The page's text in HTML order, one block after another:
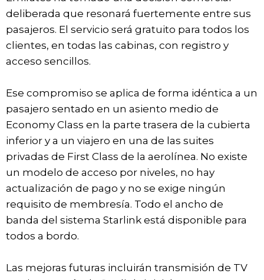
deliberada que resonará fuertemente entre sus
pasajeros. El servicio será gratuito para todos los
clientes, en todas las cabinas, con registro y
acceso sencillos.
Ese compromiso se aplica de forma idéntica a un
pasajero sentado en un asiento medio de
Economy Class en la parte trasera de la cubierta
inferior y a un viajero en una de las suites
privadas de First Class de la aerolínea. No existe
un modelo de acceso por niveles, no hay
actualización de pago y no se exige ningún
requisito de membresía. Todo el ancho de
banda del sistema Starlink está disponible para
todos a bordo.
Las mejoras futuras incluirán transmisión de TV